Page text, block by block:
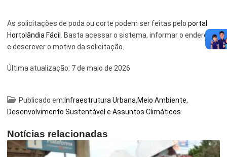
As solicitações de poda ou corte podem ser feitas pelo portal
Hortolândia Fácil . Basta acessar o sistema, informar o endereço
e descrever o motivo da solicitação.
Última atualização: 7 de maio de 2026
Publicado em: Infraestrutura Urbana,Meio Ambiente,
Desenvolvimento Sustentável e Assuntos Climáticos
Notícias relacionadas